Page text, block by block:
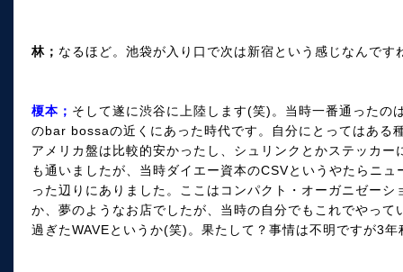
林； なるほど。池袋が入り口で次は新宿という感じなんです
榎本； そして遂に渋谷に上陸します(笑)。当時一番通ったの
のbar bossaの近くにあった時代です。自分にとってはある
アメリカ盤は比較的安かったし、シュリンクとかステッカ
も通いましたが、当時ダイエー資本のCSVというやたらニ
った辺りにありました。ここはコンパクト・オーガニゼー
か、夢のようなお店でしたが、当時の自分でもこれでやっ
過ぎたWAVEというか(笑)。果たして？事情は不明ですが3